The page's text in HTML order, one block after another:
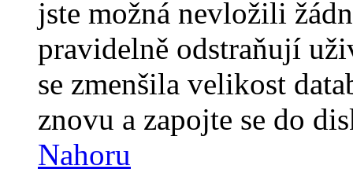
jste možná nevložili
pravidelně odstraňují
se zmenšila velikost
znovu a zapojte se do
Nahoru